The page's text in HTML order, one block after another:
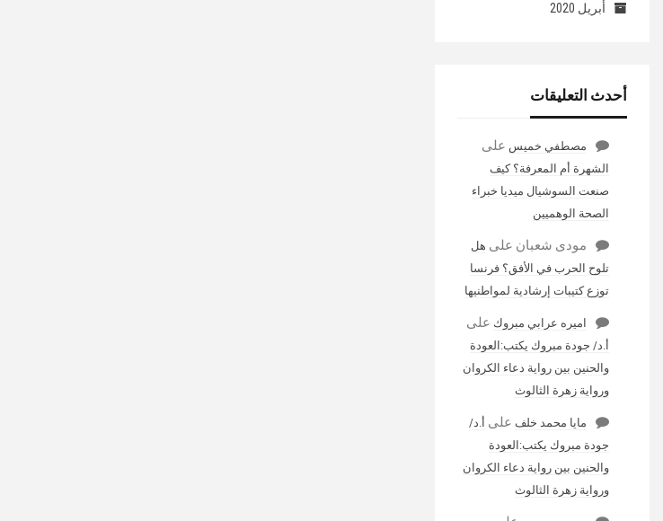
أبريل 2020
أحدث التعليقات
مصطفي خميس على
الشهرة أم المعرفة؟ كيف
صنعت السوشيال ميديا خبراء
الصحة الوهميين
مودى شعبان على هل
تلوح الحرب في الأفق؟ فرنسا
توزع كتيبات إرشادية لمواطنيها
اميره عرابي مبروك على
أ.د/ جودة مبروك يكتب:العودة
والحنين بين رواية دعاء الكروان
ورواية زهرة الثالوث
مايا محمد خلف على أ.د/
جودة مبروك يكتب:العودة
والحنين بين رواية دعاء الكروان
ورواية زهرة الثالوث